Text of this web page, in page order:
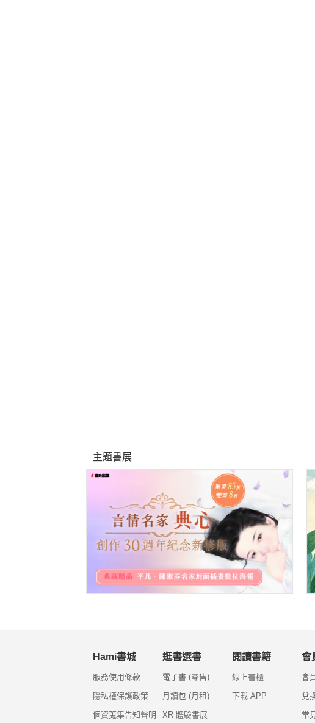
主題書展
Hami書城
服務使用條款
隱私權保護政策
個資蒐集告知聲明
逛書選書
電子書 (零售)
月讀包 (月租)
XR 體驗書展
閱讀書籍
線上書櫃
下載 APP
會
會
兌
常